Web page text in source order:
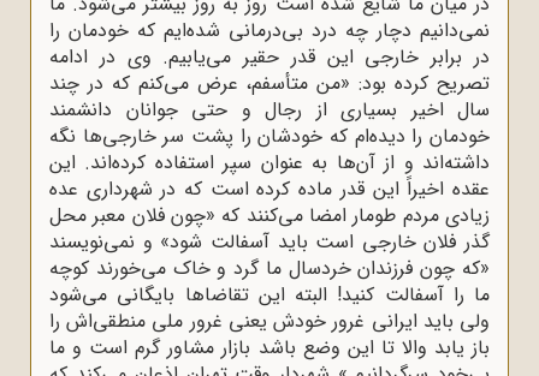
نمی‌دانیم دچار چه درد بی‌درمانی شده‌ایم که خودمان را
در برابر خارجی این قدر حقیر می‌یابیم. وی در ادامه
تصریح کرده بود: «من متأسفم، عرض می‌کنم که در چند
سال اخیر بسیاری از رجال و حتی جوانان دانشمند
خودمان را دیده‌ام که خودشان را پشت سر خارجی‌ها نگه
داشته‌اند و از آن‌ها به عنوان سپر استفاده کرده‌اند. این
عقده اخیراً این قدر ماده کرده است که در شهرداری عده
زیادی مردم طومار امضا می‌کنند که «چون فلان معبر محل
گذر فلان خارجی است باید آسفالت شود» و نمی‌نویسند
«که چون فرزندان خردسال ما گرد و خاک می‌خورند کوچه
ما را آسفالت کنید! البته این تقاضاها بایگانی می‌شود
ولی باید ایرانی غرور خودش یعنی غرور ملی منطقی‌اش را
باز یابد والا تا این وضع باشد بازار مشاور گرم است و ما